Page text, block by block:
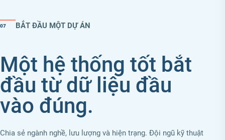
07 BẮT ĐẦU MỘT DỰ ÁN
Một hệ thống tốt bắt
đầu từ dữ liệu đầu
vào đúng.
Chia sẻ ngành nghề, lưu lượng và hiện trạng. Đội ngũ kỹ thuật